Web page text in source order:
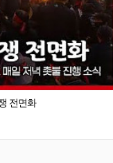
전면화